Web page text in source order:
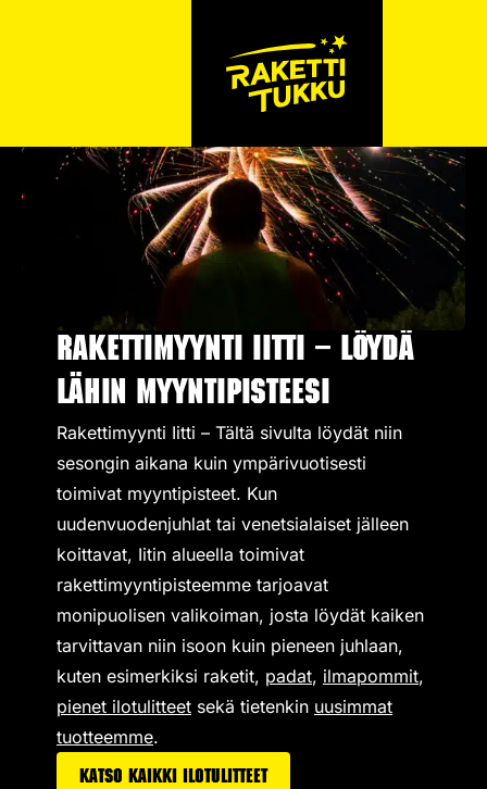
Rakettimyynti Iitti – Löydä
lähin myyntipisteesi
Rakettimyynti Iitti – Tältä sivulta löydät niin
sesongin aikana kuin ympärivuotisesti
toimivat myyntipisteet. Kun
uudenvuodenjuhlat tai venetsialaiset jälleen
koittavat, Iitin alueella toimivat
rakettimyyntipisteemme tarjoavat
monipuolisen valikoiman, josta löydät kaiken
tarvittavan niin isoon kuin pieneen juhlaan,
kuten esimerkiksi raketit, padat, ilmapommit,
pienet ilotulitteet sekä tietenkin uusimmat
tuotteemme.
Katso kaikki ilotulitteet